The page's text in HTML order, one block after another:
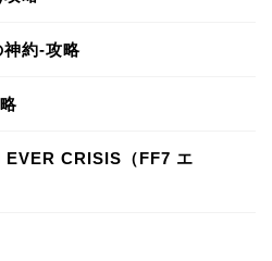
約-攻略
CRISIS（FF7 エ